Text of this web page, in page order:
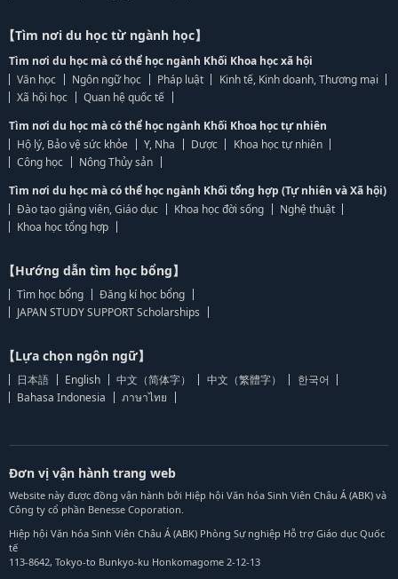
【Tìm nơi du học từ ngành học】
Tìm nơi du học mà có thể học ngành Khối Khoa học xã hội
Văn học
Ngôn ngữ học Pháp luật
Kinh tế, Kinh doanh, Thương mại
Xã hội học
Quan hệ quốc tế
Tìm nơi du học mà có thể học ngành Khối Khoa học tự nhiên
Hộ lý, Bảo vệ sức khỏe
Y, Nha Dược
Khoa học tự nhiên
Công học
Nông Thủy sản
Tìm nơi du học mà có thể học ngành Khối tổng hợp (Tự nhiên và Xã hội)
Đào tạo giảng viên, Giáo dục
Khoa học đời sống
Nghệ thuật
Khoa học tổng hợp
【Hướng dẫn tìm học bổng】
Tìm học bổng
Đăng kí học bổng
JAPAN STUDY SUPPORT Scholarships
【Lựa chọn ngôn ngữ】
日本語 English 中文（简体字） 中文（繁體字）
한국어
Bahasa Indonesia
ภาษาไทย
Đơn vị vận hành trang web
Website này được đồng vận hành bởi Hiệp hội Văn hóa Sinh Viên Châu Á (ABK) và
Công ty cổ phần Benesse Coporation.
Hiệp hội Văn hóa Sinh Viên Châu Á (ABK) Phòng Sự nghiệp Hỗ trợ Giáo dục Quốc
tế
113-8642, Tokyo-to Bunkyo-ku Honkomagome 2-12-13